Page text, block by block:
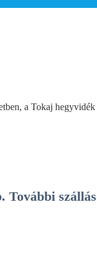
a Tokaj
További